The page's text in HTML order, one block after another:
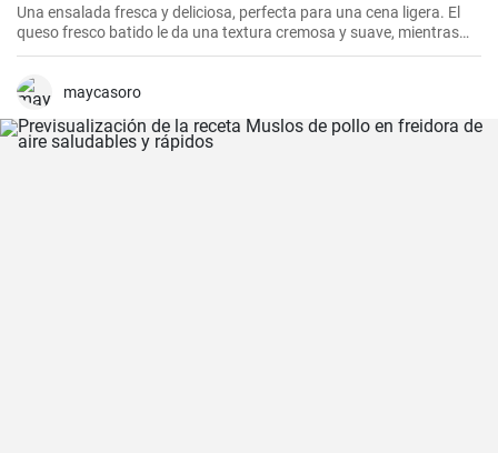
Una ensalada fresca y deliciosa, perfecta para una cena ligera. El
queso fresco batido le da una textura cremosa y suave, mientras
que el atún le aporta proteínas con el sabor. Suele servirse fría,
maycasoro